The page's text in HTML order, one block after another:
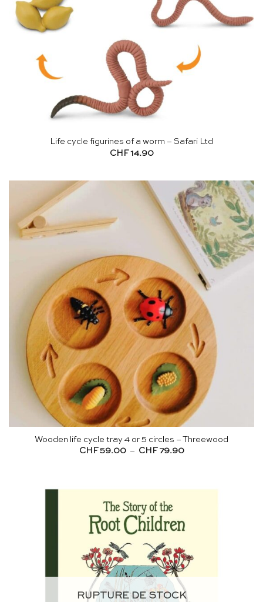
Life cycle figurines of a worm – Safari Ltd
CHF14.90
Wooden life cycle tray 4 or 5 circles – Threewood
CHF 59.00 – CHF 79.90Plage
CHF 79.90
RUPTURE DE STOCK